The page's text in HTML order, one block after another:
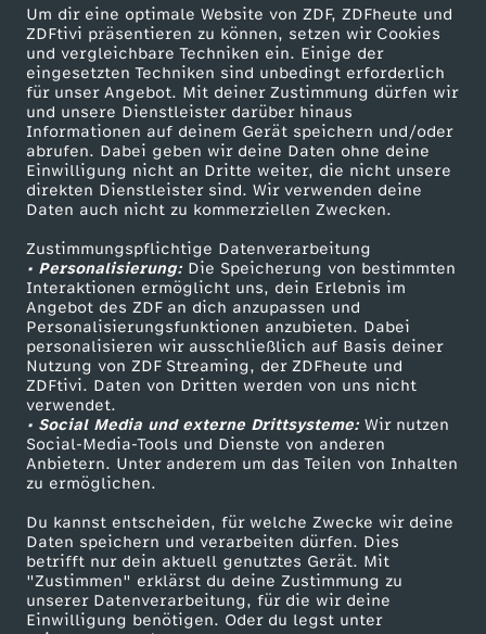
Um dir eine optimale Website von ZDF, ZDFheute und
ZDFtivi präsentieren zu können, setzen wir Cookies
und vergleichbare Techniken ein. Einige der
eingesetzten Techniken sind unbedingt erforderlich
für unser Angebot. Mit deiner Zustimmung dürfen wir
und unsere Dienstleister darüber hinaus
Informationen auf deinem Gerät speichern und/oder
abrufen. Dabei geben wir deine Daten ohne deine
Einwilligung nicht an Dritte weiter, die nicht unsere
direkten Dienstleister sind. Wir verwenden deine
Daten auch nicht zu kommerziellen Zwecken.
Zustimmungspflichtige Datenverarbeitung
• Personalisierung:Die Speicherung von bestimmten
Interaktionen ermöglicht uns, dein Erlebnis im
Angebot des ZDF an dich anzupassen und
Personalisierungsfunktionen anzubieten. Dabei
personalisieren wir ausschließlich auf Basis deiner
Nutzung von ZDF Streaming, der ZDFheute und
ZDFtivi. Daten von Dritten werden von uns nicht
verwendet.
• Social Media und externe Drittsysteme:Wir nutzen
Social-Media-Tools und Dienste von anderen
Anbietern. Unter anderem um das Teilen von Inhalten
zu ermöglichen.
Du kannst entscheiden, für welche Zwecke wir deine
Daten speichern und verarbeiten dürfen. Dies
betrifft nur dein aktuell genutztes Gerät. Mit
"Zustimmen" erklärst du deine Zustimmung zu
unserer Datenverarbeitung, für die wir deine
Einwilligung benötigen. Oder du legst unter
1
.
F
e
b
r
u
a
r
2
0
2
Mehr ZDF
ZDF-Apps
Smart TV
ZDFtext
Livestreams
Sendungen A-Z
TV-Programm
Service
ZDFmitreden
Kontakt zum ZDF
Tickets
Zuschauerservice
Hilfe
ZDF Unternehmen
Karriere
ZDF goes Schule
Werbefernsehen
Mainzelmännchen